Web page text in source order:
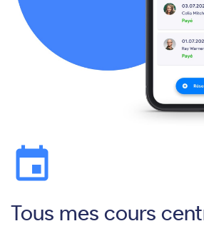
event
Tous mes cours